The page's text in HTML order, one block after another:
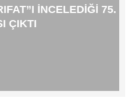
INCELEDIĞI 75.
ÇIKTI